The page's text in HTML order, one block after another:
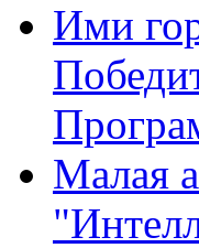
Ими
Малая